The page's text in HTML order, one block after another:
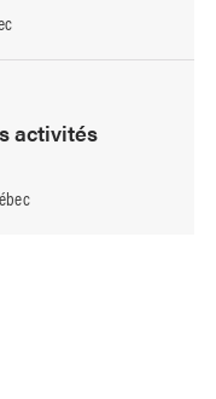
activités